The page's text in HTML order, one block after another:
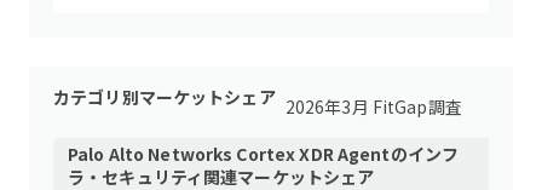
カテゴリ別マーケットシェア 2026年3月 FitGap調査
Palo Alto Networks Cortex XDR Agentのインフ
ラ・セキュリティ関連マーケットシェア